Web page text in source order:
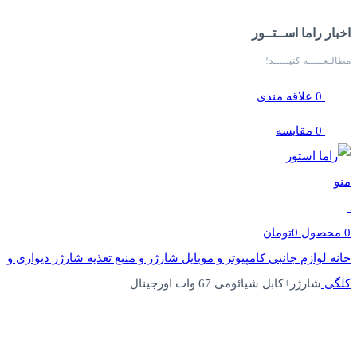
اخبار راما اســتــور
مطالـعـــــه کنیـــــد!
0 علاقه مندی
0 مقایسه
منو
0 محصول 0تومان
خانه لوازم جانبی کامپیوتر و موبایل شارژر و منبع تغذیه شارژر دیواری و
کلگی شارژر+کابل شیائومی 67 وات اورجینال